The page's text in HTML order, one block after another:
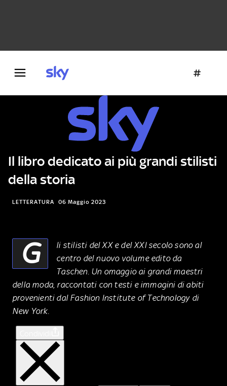
Il libro dedicato ai più grandi stilisti
della storia
LETTERATURA 06 Maggio 2023
G
li stilisti del XX e del XXI secolo sono al
centro del nuovo volume edito da
Taschen. Un omaggio ai grandi maestri
della moda, raccontati con testi e immagini di abiti
provenienti dal Fashion Institute of Technology di
New York.